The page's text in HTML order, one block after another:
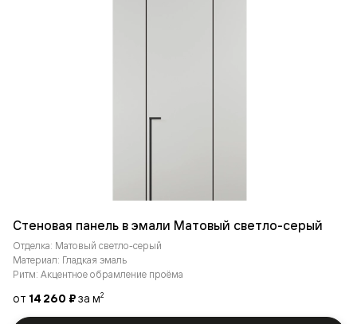
Стеновая панель в эмали Матовый светло-серый
Отделка: Матовый светло-серый
Материал: Гладкая эмаль
Ритм: Акцентное обрамление проёма
от 14 260 ₽за м2